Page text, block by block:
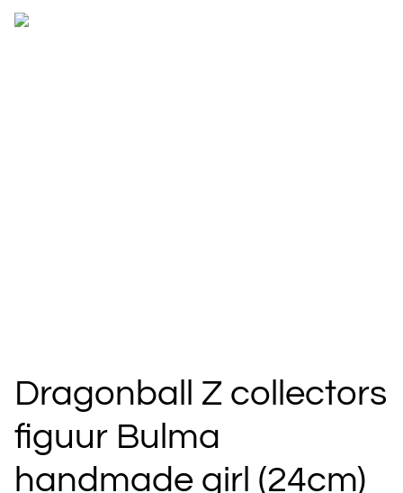
Dragonball Z collectors
figuur Bulma
handmade girl (24cm)